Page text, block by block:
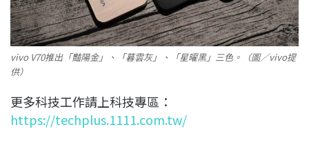
vivo V70推出「豔陽金」、「暮雲灰」、「星曜黑」三色。（圖／vivo提
供）
更多科技工作請上科技專區：
https://techplus.1111.com.tw/